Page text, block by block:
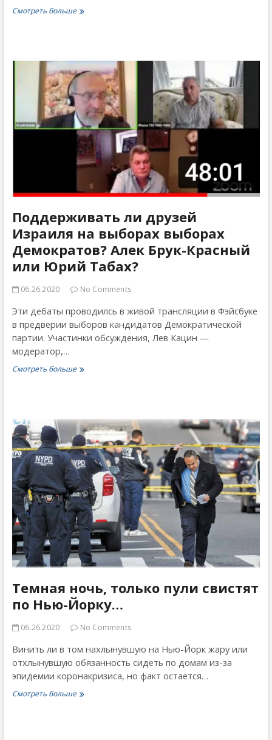
Смотреть больше«Дикий
Йорка
Поддерживать ли друзей
Израиля на выборах выборах
Демократов? Алек Брук-Красный
или Юрий Табах?
06.26.2020 No Comments
Эти дебаты проводилсь в живой трансляции в Фэйсбуке
в предверии выборов кандидатов Демократической
партии. Участинки обсуждения, Лев Кацин —
модератор,…
Смотреть большеПоддерживать
выборах
выборах
Демократов?
Алек
Брук-
Красный
или
Юрий
Табах?
Темная ночь, только пули свистят
по Нью-Йорку…
06.26.2020 No Comments
Винить ли в том нахлынувшую на Нью-Йорк жару или
отхлынувшую обязанность сидеть по домам из-за
эпидемии коронакризиса, но факт остается…
Смотреть большеТемная